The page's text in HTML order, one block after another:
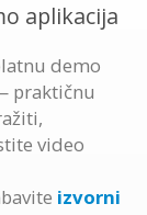
aplikacija
demo
praktičnu
video
izvorni